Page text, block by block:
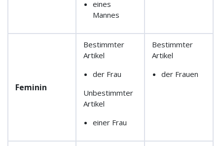
eines
Mannes
Feminin
Bestimmter
Artikel
der Frau
Unbestimmter
Artikel
einer Frau
Bestimmter
Artikel
der Frauen